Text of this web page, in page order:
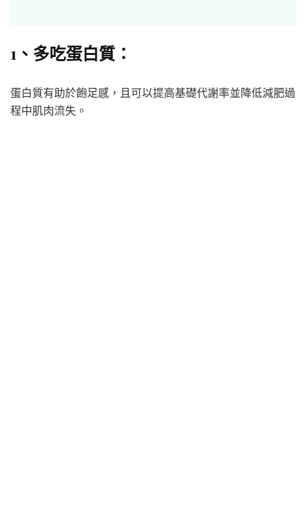
1、多吃蛋白質：
蛋白質有助於飽足感，且可以提高基礎代謝率並降低減肥過
程中肌肉流失。